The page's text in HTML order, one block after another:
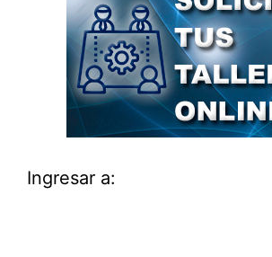
Ingresar a: